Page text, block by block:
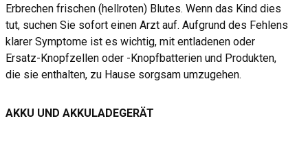
Erbrechen frischen (hellroten) Blutes. Wenn das Kind dies
tut, suchen Sie sofort einen Arzt auf. Aufgrund des Fehlens
klarer Symptome ist es wichtig, mit entladenen oder
Ersatz-Knopfzellen oder -Knopfbatterien und Produkten,
die sie enthalten, zu Hause sorgsam umzugehen.
AKKU UND AKKULADEGERÄT